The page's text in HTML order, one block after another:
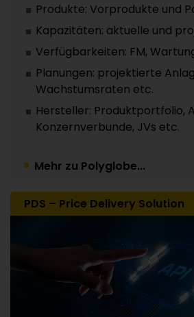
Produkte: Vorprodukte und
Kapazitäten: aktuelle und
Verfügbarkeiten: FM,
Planungen: projektierte
Wachstumsraten etc.
Hersteller: Produktportfolio,
Konzernverbunde, JVs etc.
Mehr zu Polyglobe...
PDS – Price Delivery Solution